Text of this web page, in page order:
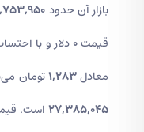
بازار آن حدود
قیمت0 دلار و با
معادل1,283تومان
27,385,045 است. قیمت